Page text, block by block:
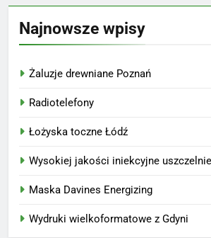
Najnowsze wpisy
Żaluzje drewniane Poznań
Radiotelefony
Łożyska toczne Łódź
Wysokiej jakości iniekcyjne
Maska Davines Energizing
Wydruki wielkoformatowe z Gdyni